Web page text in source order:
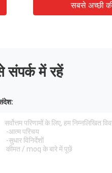
सबसे अच्छी
संपर्क में रहें